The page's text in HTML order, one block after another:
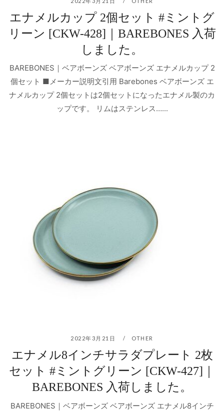
エナメルカップ 2個セット #ミントグ
リーン [CKW-428]｜BAREBONES 入荷
しました。
BAREBONES｜ベアボーンズ ベアボーンズ エナメルカップ 2
個セット ■メーカー説明文引用 Barebones ベアボーンズ エ
ナメルカップ 2個セットは2個セットになったエナメル製のカ
ップです。 リムはステンレス…...
2022年3月21日 OTHER
エナメル8インチサラダプレート 2枚
セット #ミントグリーン [CKW-427]｜
BAREBONES 入荷しました。
BAREBONES｜ベアボーンズ ベアボーンズ エナメル8インチ